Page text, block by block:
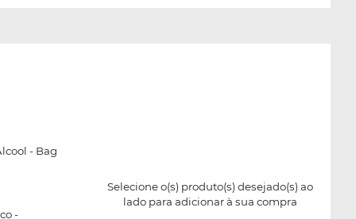
- Bag
-
Selecione o(s) produto(s) desejado(s) ao
lado para adicionar à sua compra